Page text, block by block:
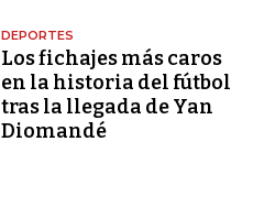
DEPORTES
Los fichajes más caros
en la historia del fútbol
tras la llegada de Yan
Diomandé